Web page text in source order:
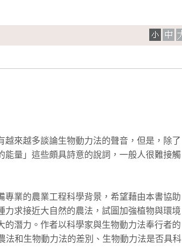
來越多談論生物動力法的聲音，但是，除了
能量」這些頗具詩意的說詞，一般人很難接觸
業的農業工程科學背景，希望藉由本書協助
求接近大自然的農法，試圖加強植物與環境
潛力。作者以科學家與生物動力法奉行者的
法和生物動力法的差別、生物動力法是否具科